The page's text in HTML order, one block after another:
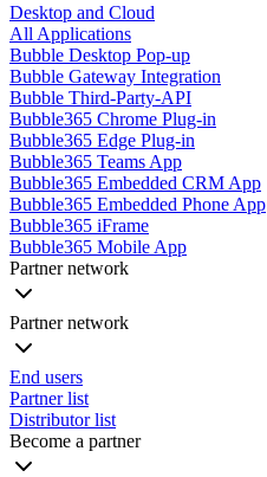
Desktop and Cloud
All Applications
Bubble Desktop Pop-up
Bubble Gateway Integration
Bubble Third-Party-API
Bubble365 Chrome Plug-in
Bubble365 Edge Plug-in
Bubble365 Teams App
Bubble365 Embedded CRM App
Bubble365 Embedded Phone App
Bubble365 iFrame
Bubble365 Mobile App
Partner network
Partner network
End users
Partner list
Distributor list
Become a partner